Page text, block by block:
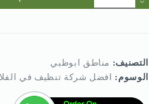
شركة
التصنيف: مناطق ابوظبي
الوسوم:
افضل شركة تنظيف في